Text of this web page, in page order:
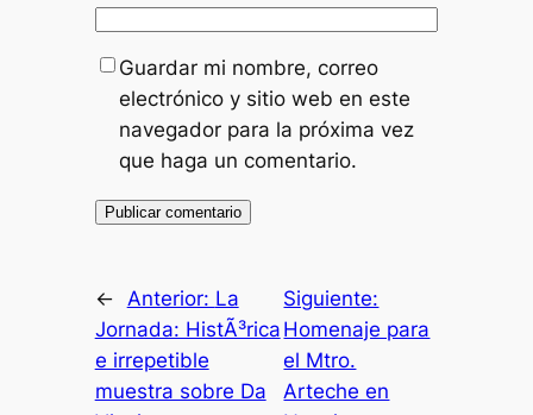
Guardar mi nombre, correo
electrónico y sitio web en este
navegador para la próxima vez
que haga un comentario.
← Anterior: La
Jornada: HistÃ³rica
e irrepetible
muestra sobre Da
Siguiente:
Homenaje para
el Mtro.
Arteche en